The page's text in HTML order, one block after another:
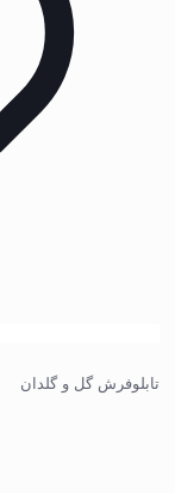
تابلوفرش گل و گلدان